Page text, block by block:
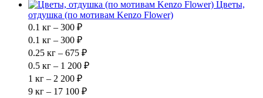
Цветы,
отдушка (по мотивам Kenzo Flower)
0.1 кг – 300 ₽
0.1 кг – 300 ₽
0.25 кг – 675 ₽
0.5 кг – 1 200 ₽
1 кг – 2 200 ₽
9 кг – 17 100 ₽